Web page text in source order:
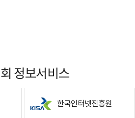
정보서비스
한국인터넷진흥원